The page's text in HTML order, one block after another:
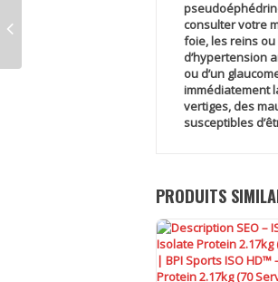
consulter votre
foie, les reins
d’hypertension
ou d’un
immédiatement
vertiges, des
susceptibles
PRODUITS